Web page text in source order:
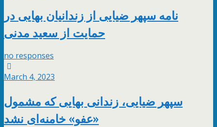
نامه سپهر ضیایی از زندانیان بهایی در
حمایت از سعید مدنی
no responses
March 4, 2023
سپهر ضیایی، زندانی بهایی که مشمول
«عفو» خامنه‌ای نشد